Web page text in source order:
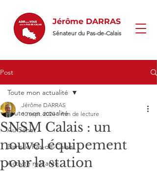
Jérôme DARRAS
Sénateur du Pas-de-Calais
Post
Toute mon actualité
Au Sénat
Dans le Pas-de-Calais
Activité militante
Toute mon actualité
SNSM Calais : un
nouvel équipement
pour la station
Jérôme DARRAS
10 sept. 2024 1 min de lecture